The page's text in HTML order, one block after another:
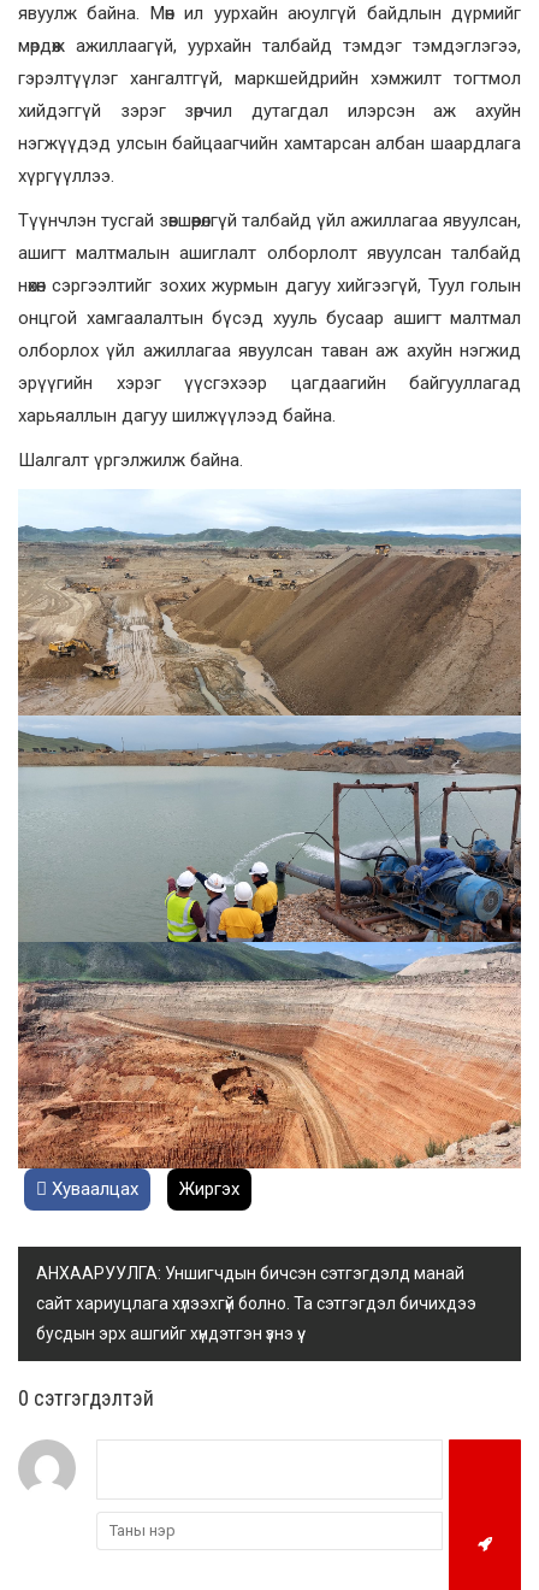
явуулж байна. Мөн ил уурхайн аюулгүй байдлын дүрмийг
мөрдөж ажиллаагүй, уурхайн талбайд тэмдэг тэмдэглэгээ,
гэрэлтүүлэг хангалтгүй, маркшейдрийн хэмжилт тогтмол
хийдэггүй зэрэг зөрчил дутагдал илэрсэн аж ахуйн
нэгжүүдэд улсын байцаагчийн хамтарсан албан шаардлага
хүргүүллээ.
Түүнчлэн тусгай зөвшөөрөлгүй талбайд үйл ажиллагаа явуулсан,
ашигт малтмалын ашиглалт олборлолт явуулсан талбайд
нөхөн сэргээлтийг зохих журмын дагуу хийгээгүй, Туул голын
онцгой хамгаалалтын бүсэд хууль бусаар ашигт малтмал
олборлох үйл ажиллагаа явуулсан таван аж ахуйн нэгжид
эрүүгийн хэрэг үүсгэхээр цагдаагийн байгууллагад
харьяаллын дагуу шилжүүлээд байна.
Шалгалт үргэлжилж байна.
Хуваалцах Жиргэх
АНХААРУУЛГА: Уншигчдын бичсэн сэтгэгдэлд манай
сайт хариуцлага хүлээхгүй болно. Та сэтгэгдэл бичихдээ
бусдын эрх ашгийг хүндэтгэн үзнэ үү.
0 cэтгэгдэлтэй